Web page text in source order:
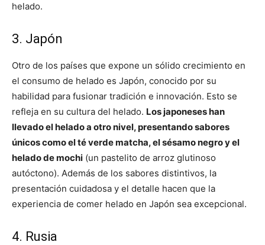
helado.
3. Japón
Otro de los países que expone un sólido crecimiento en
el consumo de helado es Japón, conocido por su
habilidad para fusionar tradición e innovación. Esto se
refleja en su cultura del helado. Los japoneses han
llevado el helado a otro nivel, presentando sabores
únicos como el té verde matcha, el sésamo negro y el
helado de mochi (un pastelito de arroz glutinoso
autóctono). Además de los sabores distintivos, la
presentación cuidadosa y el detalle hacen que la
experiencia de comer helado en Japón sea excepcional.
4. Rusia